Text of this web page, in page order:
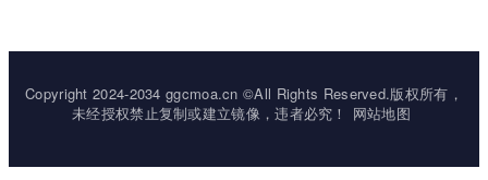
Copyright 2024-2034 ggcmoa.cn ©All Rights Reserved.版权所有，
未经授权禁止复制或建立镜像，违者必究！
网站地图